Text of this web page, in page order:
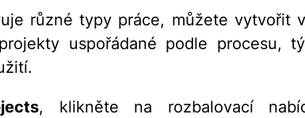
různé typy práce, můžete vytvořit
uspořádané podle procesu,
, klikněte na rozbalovací